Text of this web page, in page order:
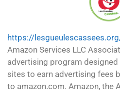
https://
Amazon Services LLC
advertising program
sites to earn advertising fees
to amazon.com. Amazon, the